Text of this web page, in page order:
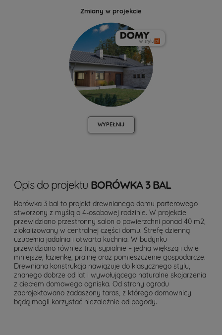
Zmiany w projekcie
WYPEŁNIJ
Opis do projektu BORÓWKA 3 BAL
Borówka 3 bal to projekt drewnianego domu parterowego
stworzony z myślą o 4-osobowej rodzinie. W projekcie
przewidziano przestronny salon o powierzchni ponad 40 m2,
zlokalizowany w centralnej części domu. Strefę dzienną
uzupełnia jadalnia i otwarta kuchnia. W budynku
przewidziano również trzy sypialnie – jedną większą i dwie
mniejsze, łazienkę, pralnię oraz pomieszczenie gospodarcze.
Drewniana konstrukcja nawiązuje do klasycznego stylu,
znanego dobrze od lat i wywołującego naturalne skojarzenia
z ciepłem domowego ogniska. Od strony ogrodu
zaprojektowano zadaszony taras, z którego domownicy
będą mogli korzystać niezależnie od pogody.